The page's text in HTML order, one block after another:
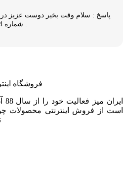
پاسخ : سلام وقت بخیر دوست عزیز در
فروشگاه
است از فروش اینترنتی محصولات